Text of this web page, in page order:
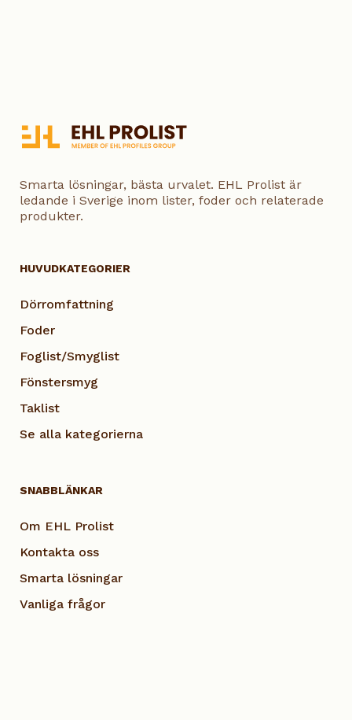
Smarta lösningar, bästa urvalet. EHL Prolist är
ledande i Sverige inom lister, foder och relaterade
produkter.
HUVUDKATEGORIER
Dörromfattning
Foder
Foglist/Smyglist
Fönstersmyg
Taklist
Se alla kategorierna
SNABBLÄNKAR
Om EHL Prolist
Kontakta oss
Smarta lösningar
Vanliga frågor